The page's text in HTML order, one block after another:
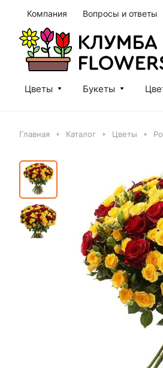
Компания Вопросы и ответы
Цветы Букеты
Главная Каталог Цветы